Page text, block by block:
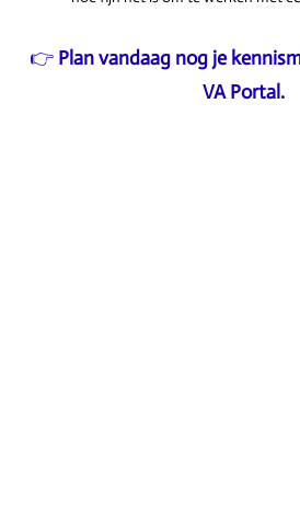
👉 Plan vandaag nog je
VA Portal.